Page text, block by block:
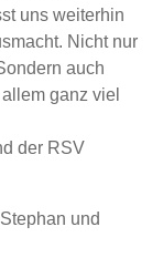
uns weiterhin
Nicht nur
auch
ganz viel
der RSV
und